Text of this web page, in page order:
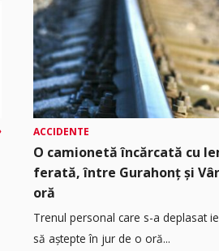
ACCIDENTE
O camionetă încărcată cu
ferată, între Gurahonț și
oră
Trenul personal care s-a deplasat
să aștepte în jur de o oră...